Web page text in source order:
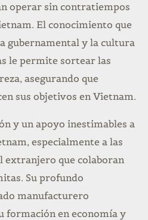
operar sin contratiempos
El conocimiento que
gubernamental y la cultura
le permite sortear las
asegurando que
sus objetivos en Vietnam.
y un apoyo inestimables a
especialmente a las
extranjero que colaboran
Su profundo
manufacturero
formación en economía y